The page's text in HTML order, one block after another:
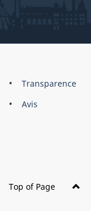
About
this
Brand
Transparence
Avis
Top of Page